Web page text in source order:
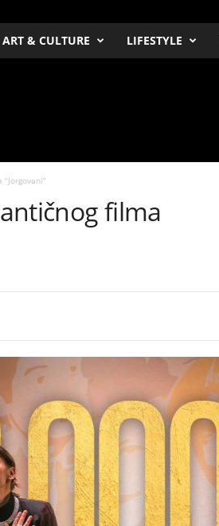
ART & CULTURE LIFESTYLE
filma